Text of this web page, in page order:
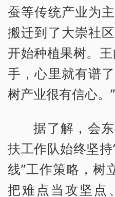
蚕等传统产业为
搬迁到了大崇社
开始种植果树。
手，心里就有谱
树产业很有信心。”
据了解，会
扶工作队始终坚
线”工作策略，树
把难点当攻坚点